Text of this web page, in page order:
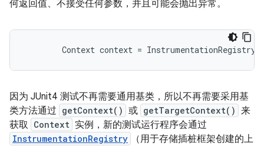
何返回值、不接受任何参数，并且可能会抛出异常。
Context context = InstrumentationRegistry
因为 JUnit4 测试不再需要通用基类，所以不再需要采用基
类方法通过 getContext() 或 getTargetContext() 来
获取 Context 实例，新的测试运行程序会通过
InstrumentationRegistry
（用于存储插桩框架创建的上